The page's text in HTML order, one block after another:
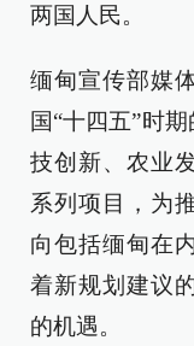
两国人民。
缅甸宣传部媒
国“十四五”时
技创新、农业
系列项目，为
向包括缅甸在
着新规划建议
的机遇。